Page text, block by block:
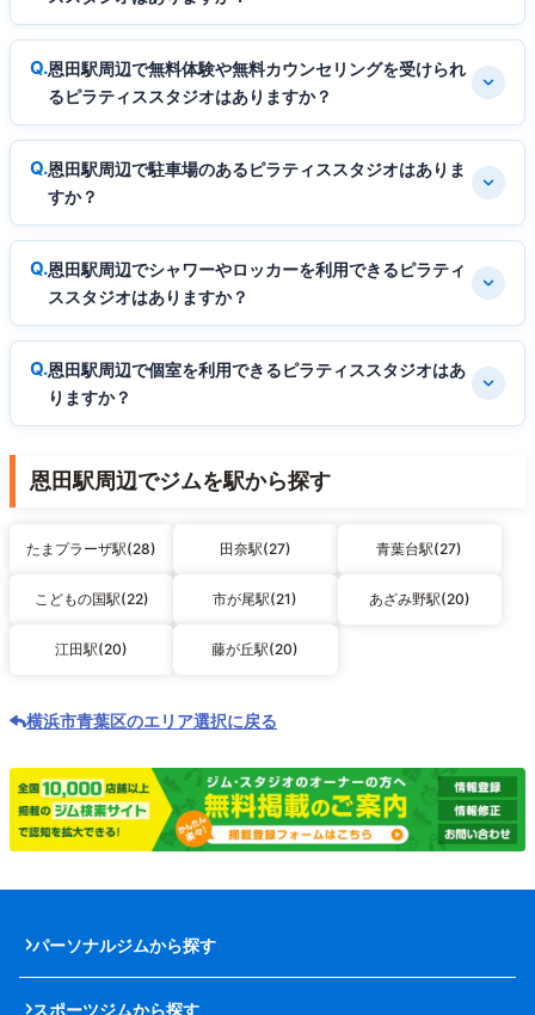
恩田駅周辺で無料体験や無料カウンセリングを受けられ
るピラティススタジオはありますか？
恩田駅周辺で駐車場のあるピラティススタジオはありま
すか？
恩田駅周辺でシャワーやロッカーを利用できるピラティ
ススタジオはありますか？
恩田駅周辺で個室を利用できるピラティススタジオはあ
りますか？
恩田駅周辺でジムを駅から探す
たまプラーザ駅(28) 田奈駅(27) 青葉台駅(27)
こどもの国駅(22) 市が尾駅(21) あざみ野駅(20)
江田駅(20) 藤が丘駅(20)
横浜市青葉区のエリア選択に戻る
パーソナルジムから探す
スポーツジムから探す